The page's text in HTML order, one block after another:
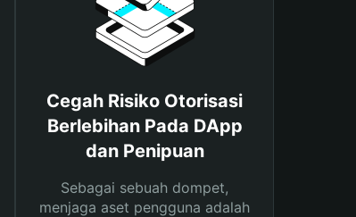
Cegah Risiko Otorisasi
Berlebihan Pada DApp
dan Penipuan
Sebagai sebuah dompet,
menjaga aset pengguna adalah